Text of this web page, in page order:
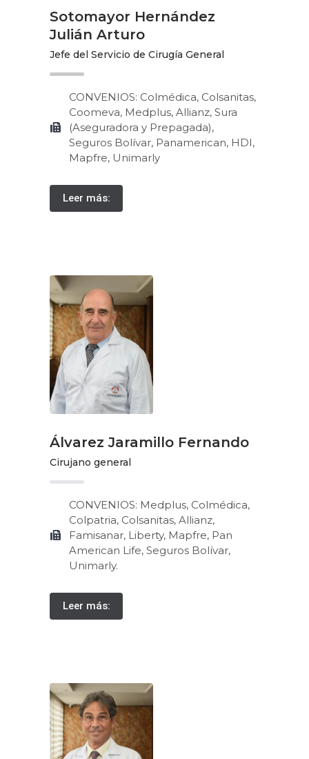
Sotomayor Hernández
Julián Arturo
Jefe del Servicio de Cirugía General
CONVENIOS: Colmédica, Colsanitas,
Coomeva, Medplus, Allianz, Sura
(Aseguradora y Prepagada),
Seguros Bolívar, Panamerican, HDI,
Mapfre, Unimarly
Leer más:
Álvarez Jaramillo Fernando
Cirujano general
CONVENIOS: Medplus, Colmédica,
Colpatria, Colsanitas, Allianz,
Famisanar, Liberty, Mapfre, Pan
American Life, Seguros Bolívar,
Unimarly.
Leer más: